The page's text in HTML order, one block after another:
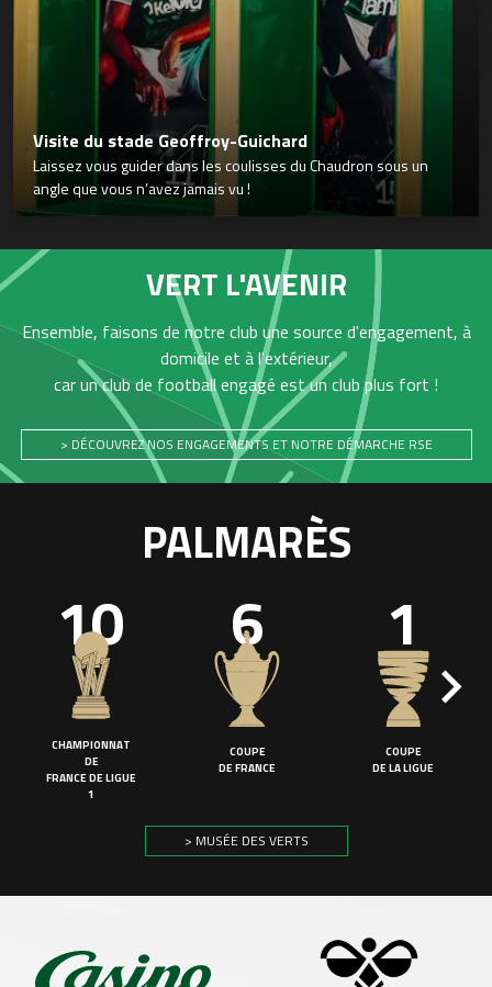
Visite du stade Geoffroy-Guichard
Laissez vous guider dans les coulisses du Chaudron sous un
angle que vous n’avez jamais vu !
VERT L'AVENIR
Ensemble, faisons de notre club une source d'engagement, à
domicile et à l'extérieur,
car un club de football engagé est un club plus fort !
> DÉCOUVREZ NOS ENGAGEMENTS ET NOTRE DÉMARCHE RSE
PALMARÈS
10
CHAMPIONNAT
DE
FRANCE DE LIGUE
1
6
COUPE
DE FRANCE
1
COUPE
DE LA LIGUE
> MUSÉE DES VERTS